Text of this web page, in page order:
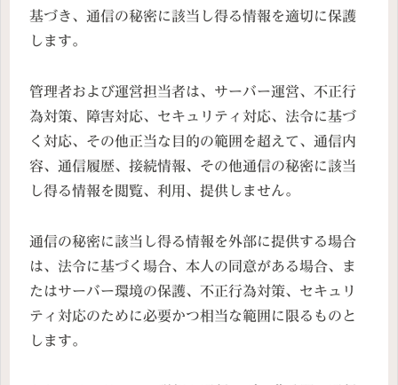
基づき、通信の秘密に該当し得る情報を適切に保護
します。
管理者および運営担当者は、サーバー運営、不正行
為対策、障害対応、セキュリティ対応、法令に基づ
く対応、その他正当な目的の範囲を超えて、通信内
容、通信履歴、接続情報、その他通信の秘密に該当
し得る情報を閲覧、利用、提供しません。
通信の秘密に該当し得る情報を外部に提供する場合
は、法令に基づく場合、本人の同意がある場合、ま
たはサーバー環境の保護、不正行為対策、セキュリ
ティ対応のために必要かつ相当な範囲に限るものと
します。